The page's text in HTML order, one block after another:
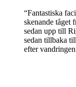
“Fantastiska
skenande tåget
sedan upp till
sedan tillbaka
efter